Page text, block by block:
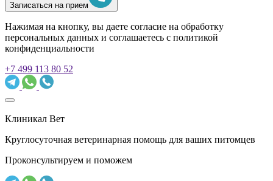
Записаться на прием
Нажимая на кнопку, вы даете согласие на обработку
персональных данных и соглашаетесь c политикой
конфиденциальности
+7 499 113 80 52
Клиникал Вет
Круглосуточная ветеринарная помощь для ваших питомцев
Проконсультируем и поможем